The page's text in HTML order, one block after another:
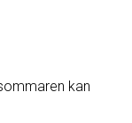
kan